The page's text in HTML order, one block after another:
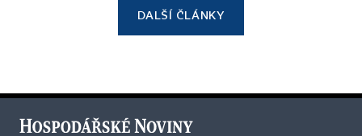
DALŠÍ ČLÁNKY